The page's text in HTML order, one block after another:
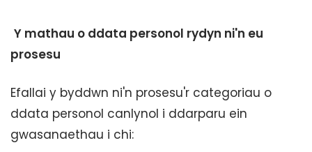
Y mathau o ddata personol rydyn ni'n eu
prosesu
Efallai y byddwn ni'n prosesu'r categoriau o
ddata personol canlynol i ddarparu ein
gwasanaethau i chi: